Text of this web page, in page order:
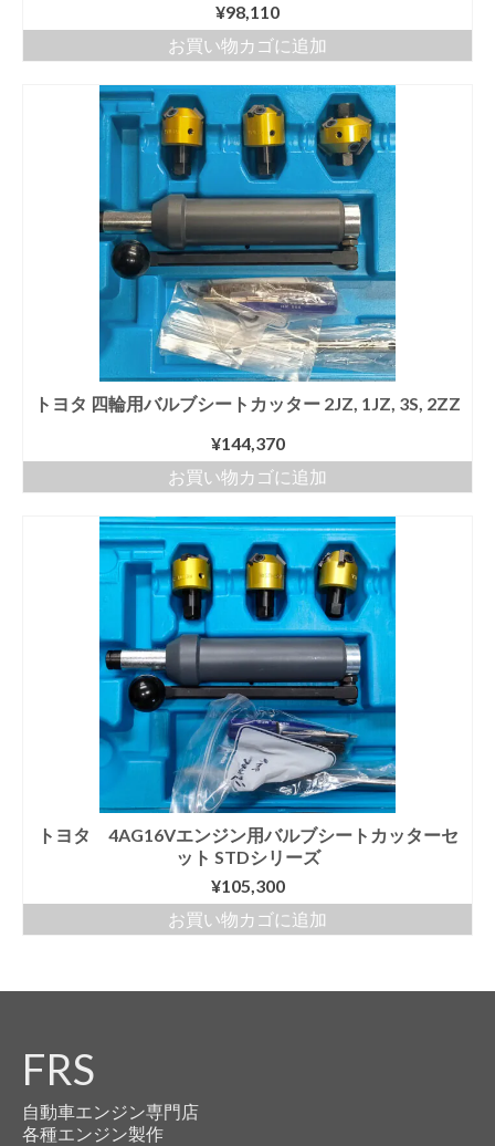
¥98,110
お買い物カゴに追加
トヨタ 四輪用バルブシートカッター 2JZ, 1JZ, 3S, 2ZZ
¥144,370
お買い物カゴに追加
トヨタ 4AG16Vエンジン用バルブシートカッターセ
ット STDシリーズ
¥105,300
お買い物カゴに追加
FRS
自動車エンジン専門店
各種エンジン製作